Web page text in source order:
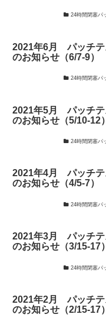
24時間閉塞パ
2021年6月 パッチテ
のお知らせ（6/7-9）
24時間閉塞パ
2021年5月 パッチテ
のお知らせ（5/10-12）
24時間閉塞パ
2021年4月 パッチテ
のお知らせ（4/5-7）
24時間閉塞パ
2021年3月 パッチテ
のお知らせ（3/15-17）
24時間閉塞パ
2021年2月 パッチテ
のお知らせ（2/15-17